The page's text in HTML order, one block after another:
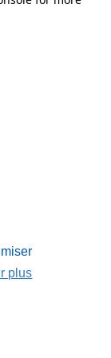
plus